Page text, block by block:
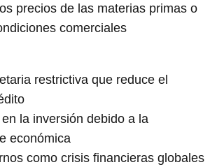
precios de las materias primas o
comerciales
restrictiva que reduce el
la inversión debido a la
económica
como crisis financieras globales